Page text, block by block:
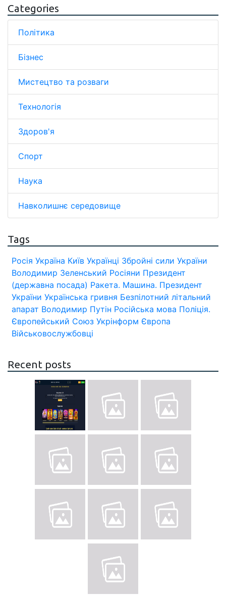
Categories
Політика
Бізнес
Мистецтво та розваги
Технологія
Здоров'я
Спорт
Наука
Навколишнє середовище
Tags
Росія Україна Київ Українці Збройні сили України
Володимир Зеленський Росіяни Президент
(державна посада) Ракета. Машина. Президент
України Українська гривня Безпілотний літальний
апарат Володимир Путін Російська мова Поліція.
Європейський Союз Укрінформ Європа
Військовослужбовці
Recent posts